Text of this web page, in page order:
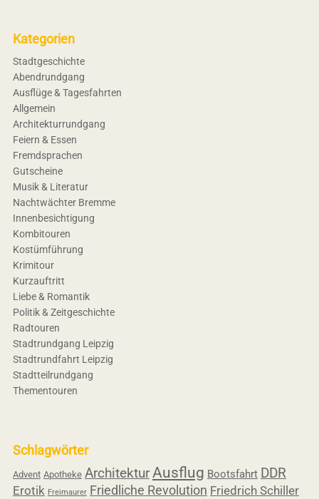
Kategorien
Stadtgeschichte
Abendrundgang
Ausflüge & Tagesfahrten
Allgemein
Architekturrundgang
Feiern & Essen
Fremdsprachen
Gutscheine
Musik & Literatur
Nachtwächter Bremme
Innenbesichtigung
Kombitouren
Kostümführung
Krimitour
Kurzauftritt
Liebe & Romantik
Politik & Zeitgeschichte
Radtouren
Stadtrundgang Leipzig
Stadtrundfahrt Leipzig
Stadtteilrundgang
Thementouren
Schlagwörter
Advent Apotheke Architektur Ausflug Bootsfahrt DDR
Erotik Freimaurer Friedliche Revolution Friedrich Schiller